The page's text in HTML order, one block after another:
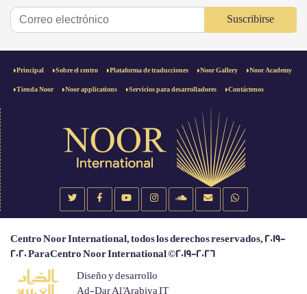
Suscribirse
Principal Sobre el centro Plataforma de traducciones Noor Gallery Noor Academy
Tienda Noor Noor applications Servicios para desarrolladores Contáctenos
Centro Noor International, todos los derechos reservados, 2019-
2020 ParaCentro Noor International ©2019-2026
Diseño y desarrollo
Ad-Dar Al 'Arabiya IT